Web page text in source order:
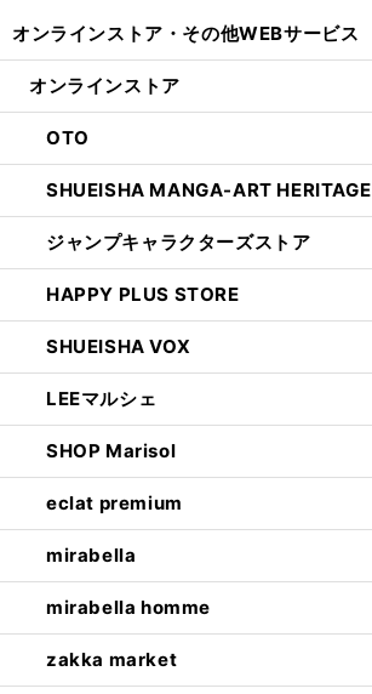
オンラインストア・ その他WEBサービス
オンラインストア
OTO
SHUEISHA MANGA-ART HERITAGE
ジャンプキャラクターズストア
HAPPY PLUS STORE
SHUEISHA VOX
LEEマルシェ
SHOP Marisol
eclat premium
mirabella
mirabella homme
zakka market